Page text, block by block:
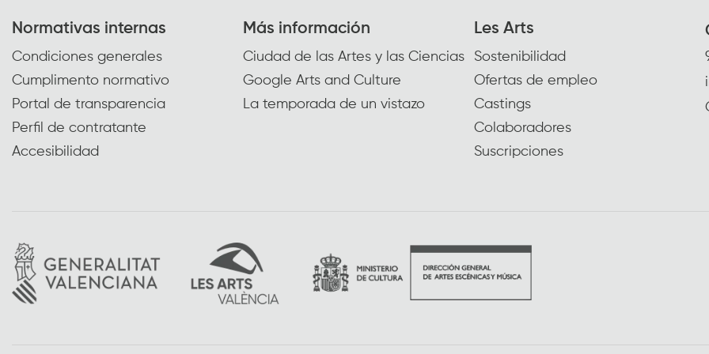
Normativas internas
Condiciones generales
Cumplimento normativo
Portal de transparencia
Perfil de contratante
Accesibilidad
Más información
Ciudad de las Artes y las Ciencias
Google Arts and Culture
La temporada de un vistazo
Les Arts
Sostenibilidad
Ofertas de empleo
Castings
Colaboradores
Suscripciones